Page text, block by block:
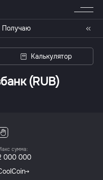
Получаю
Калькулятор
(RUB)
сумма:
000 000